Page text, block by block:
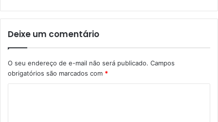
Deixe um comentário
O seu endereço de e-mail não será publicado. Campos
obrigatórios são marcados com *